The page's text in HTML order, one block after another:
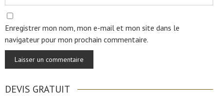
Enregistrer mon nom, mon e-mail et mon site dans le
navigateur pour mon prochain commentaire.
DEVIS GRATUIT